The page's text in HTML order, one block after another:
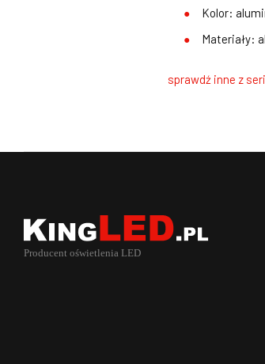
Kolor:
Materiały:
sprawdź inne z